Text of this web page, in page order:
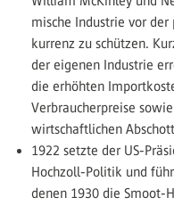
mische Industrie vor
kurrenz zu schützen.
der eigenen Industrie
die erhöhten
Verbraucher­preise
wirtschaftlichen
1922 setzte der US-
Hochzoll-Politik und
denen 1930 die Smoot-